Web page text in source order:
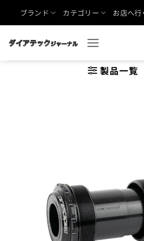
ブランド カテゴリー お店へ行
製品一覧